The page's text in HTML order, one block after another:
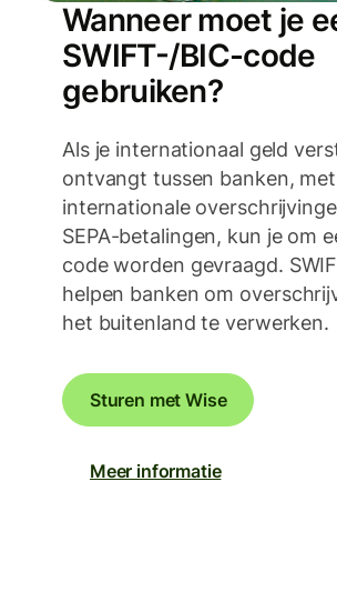
Wanneer moet je
SWIFT-/BIC-code
gebruiken?
Als je internationaal geld
ontvangt tussen banken,
internationale
SEPA-betalingen, kun je om
code worden gevraagd.
helpen banken om
het buitenland te verwerken.
Sturen met Wise
Meer informatie